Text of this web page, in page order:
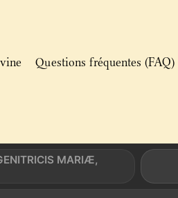
Questions fréquentes (FAQ)
MARIÆ,